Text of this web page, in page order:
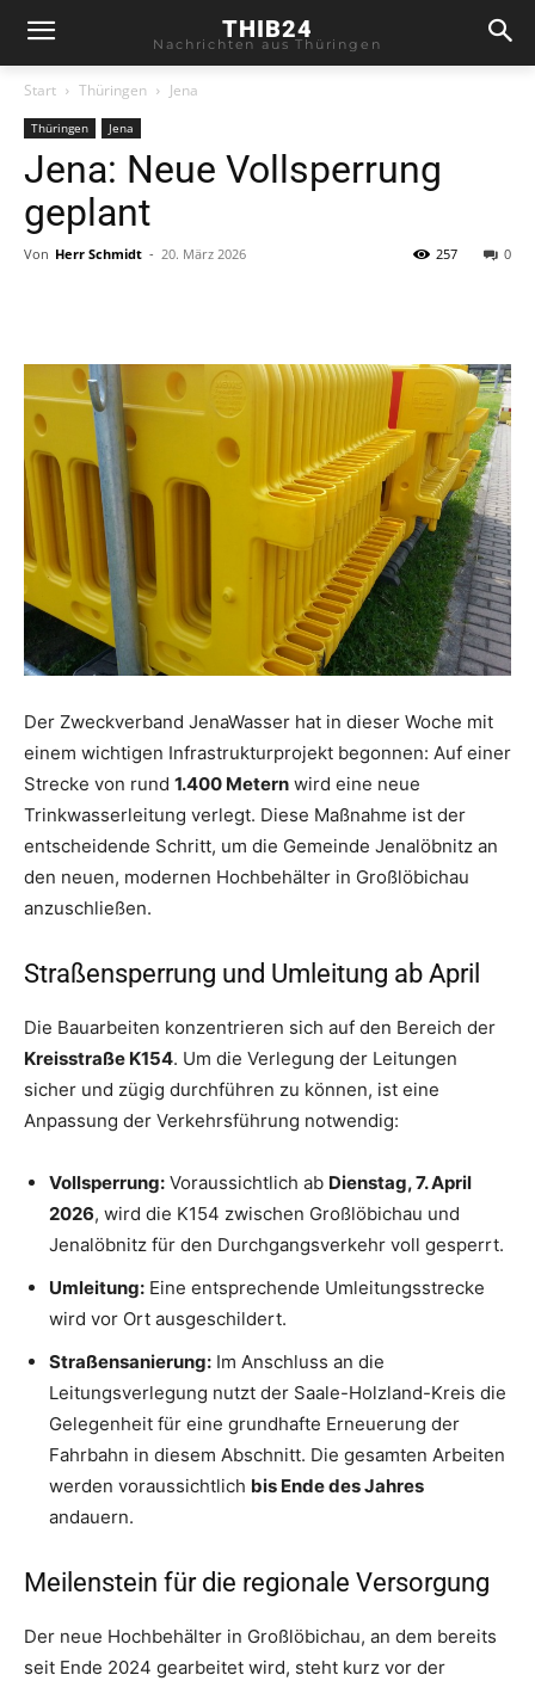
THIB24
Nachrichten aus Thüringen
Start Thüringen Jena
Thüringen Jena
Jena: Neue Vollsperrung
geplant
Von Herr Schmidt - 20. März 2026 0
257
Der Zweckverband JenaWasser hat in dieser Woche mit
einem wichtigen Infrastrukturprojekt begonnen: Auf einer
Strecke von rund 1.400 Metern wird eine neue
Trinkwasserleitung verlegt. Diese Maßnahme ist der
entscheidende Schritt, um die Gemeinde Jenalöbnitz an
den neuen, modernen Hochbehälter in Großlöbichau
anzuschließen.
Straßensperrung und Umleitung ab April
Die Bauarbeiten konzentrieren sich auf den Bereich der
Kreisstraße K154. Um die Verlegung der Leitungen
sicher und zügig durchführen zu können, ist eine
Anpassung der Verkehrsführung notwendig:
Vollsperrung: Voraussichtlich ab Dienstag, 7. April
2026, wird die K154 zwischen Großlöbichau und
Jenalöbnitz für den Durchgangsverkehr voll gesperrt.
Umleitung: Eine entsprechende Umleitungsstrecke
wird vor Ort ausgeschildert.
Straßensanierung: Im Anschluss an die
Leitungsverlegung nutzt der Saale-Holzland-Kreis die
Gelegenheit für eine grundhafte Erneuerung der
Fahrbahn in diesem Abschnitt. Die gesamten Arbeiten
werden voraussichtlich bis Ende des Jahres
andauern.
Meilenstein für die regionale Versorgung
Der neue Hochbehälter in Großlöbichau, an dem bereits
seit Ende 2024 gearbeitet wird, steht kurz vor der